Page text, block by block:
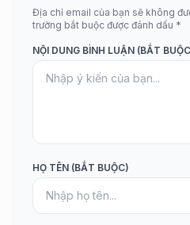
Địa chỉ email của bạn sẽ không
trường bắt buộc được đánh dấu *
NỘI DUNG BÌNH LUẬN (BẮT
HỌ TÊN (BẮT BUỘC)